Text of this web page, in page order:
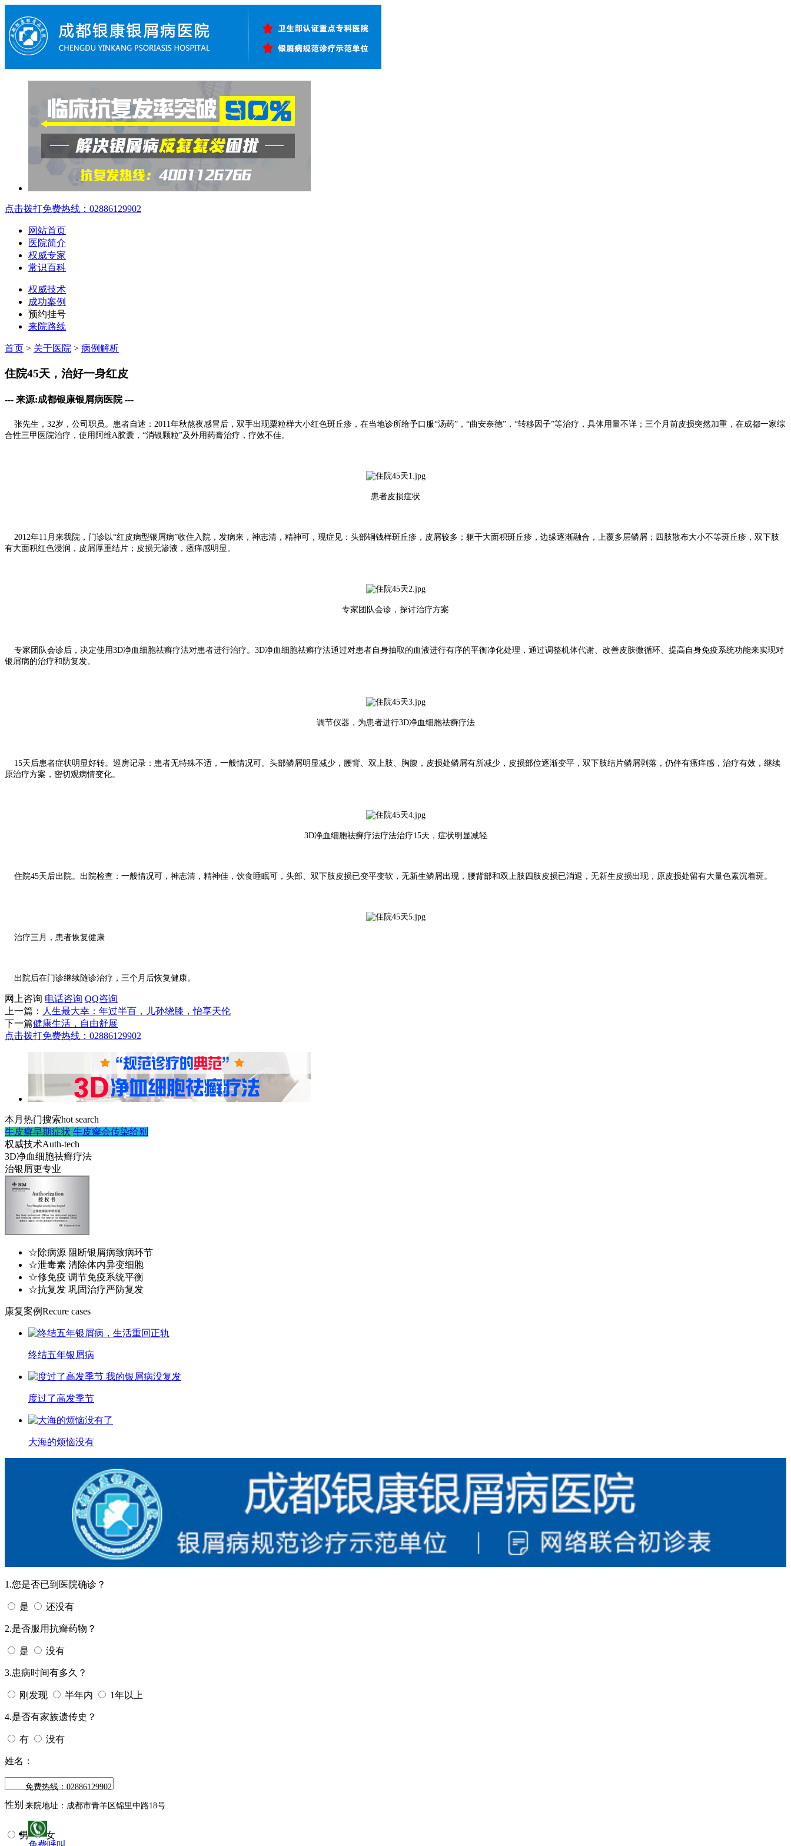
点击拨打免费热线：02886129902
网站首页
医院简介
权威专家
常识百科
权威技术
成功案例
预约挂号
来院路线
首页 > 关于医院 > 病例解析
住院45天，治好一身红皮
--- 来源:成都银康银屑病医院 ---
张先生，32岁，公司职员。患者自述：2011年秋熬夜感冒后，双手出现粟粒样大小红色斑丘疹，在当地诊所给予口服“汤药”，“曲安奈德”，“转移因子”等治疗，具体用量不详；三个月前皮损突然加重，在成都一家综
合性三甲医院治疗，使用阿维A胶囊，“消银颗粒”及外用药膏治疗，疗效不佳。
患者皮损症状
2012年11月来我院，门诊以“红皮病型银屑病”收住入院，发病来，神志清，精神可，现症见：头部铜钱样斑丘疹，皮屑较多；躯干大面积斑丘疹，边缘逐渐融合，上覆多层鳞屑；四肢散布大小不等斑丘疹，双下肢
有大面积红色浸润，皮屑厚重结片；皮损无渗液，瘙痒感明显。
专家团队会诊，探讨治疗方案
专家团队会诊后，决定使用3D净血细胞祛癣疗法对患者进行治疗。3D净血细胞祛癣疗法通过对患者自身抽取的血液进行有序的平衡净化处理，通过调整机体代谢、改善皮肤微循环、提高自身免疫系统功能来实现对
银屑病的治疗和防复发。
调节仪器，为患者进行3D净血细胞祛癣疗法
15天后患者症状明显好转。巡房记录：患者无特殊不适，一般情况可。头部鳞屑明显减少，腰背、双上肢、胸腹，皮损处鳞屑有所减少，皮损部位逐渐变平，双下肢结片鳞屑剥落，仍伴有瘙痒感，治疗有效，继续
原治疗方案，密切观病情变化。
3D净血细胞祛癣疗法疗法治疗15天，症状明显减轻
住院45天后出院。出院检查：一般情况可，神志清，精神佳，饮食睡眠可，头部、双下肢皮损已变平变软，无新生鳞屑出现，腰背部和双上肢四肢皮损已消退，无新生皮损出现，原皮损处留有大量色素沉着斑。
治疗三月，患者恢复健康
出院后在门诊继续随诊治疗，三个月后恢复健康。
网上咨询 电话咨询 QQ咨询
上一篇： 人生最大幸：年过半百，儿孙绕膝，怡享天伦
下一篇健康生活，自由舒展
点击拨打免费热线：02886129902
本月热门搜索hot search
牛皮癣早期症状 牛皮癣会传染给别
权威技术Auth-tech
3D净血细胞祛癣疗法
治银屑更专业
☆除病源 阻断银屑病致病环节
☆泄毒素 清除体内异变细胞
☆修免疫 调节免疫系统平衡
☆抗复发 巩固治疗严防复发
康复案例Recure cases
终结五年银屑病
度过了高发季节
大海的烦恼没有
1.您是否已到医院确诊？
是 还没有
2.是否服用抗癣药物？
是 没有
3.患病时间有多久？
刚发现 半年内 1年以上
4.是否有家族遗传史？
有 没有
姓名：
性别：
男 女
免费热线：02886129902
来院地址：成都市青羊区锦里中路18号